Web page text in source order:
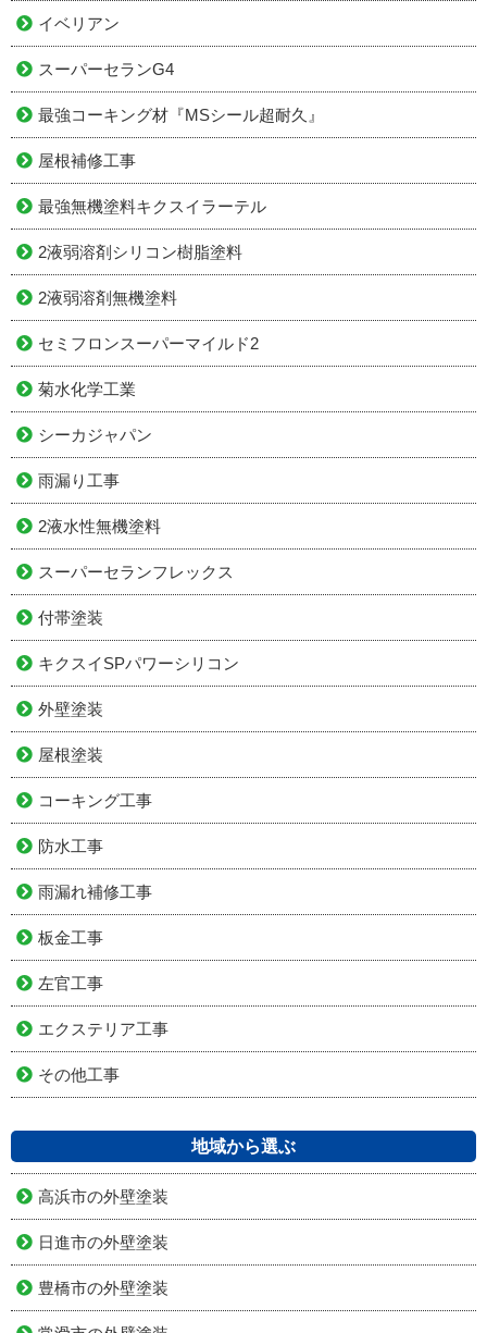
イベリアン
スーパーセランG4
最強コーキング材『MSシール超耐久』
屋根補修工事
最強無機塗料キクスイラーテル
2液弱溶剤シリコン樹脂塗料
2液弱溶剤無機塗料
セミフロンスーパーマイルド2
菊水化学工業
シーカジャパン
雨漏り工事
2液水性無機塗料
スーパーセランフレックス
付帯塗装
キクスイSPパワーシリコン
外壁塗装
屋根塗装
コーキング工事
防水工事
雨漏れ補修工事
板金工事
左官工事
エクステリア工事
その他工事
地域から選ぶ
高浜市の外壁塗装
日進市の外壁塗装
豊橋市の外壁塗装